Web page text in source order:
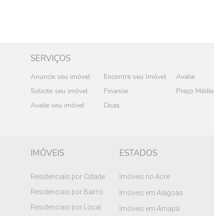
SERVIÇOS
Anuncie seu imóvel Encontre seu Imóvel
Avalie
Solicite seu imóvel
Financie
Preço Médio
Avalie seu imóvel
Dicas
IMÓVEIS
Residenciais por Cidade
Residenciais por Bairro
Residenciais por Local
ESTADOS
Imóveis no Acre
Imóveis em Alagoas
Imóveis em Amapá